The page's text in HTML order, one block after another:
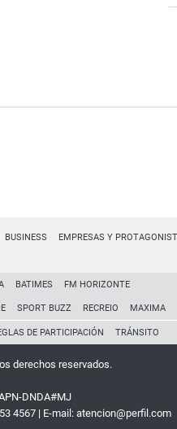
BUSINESS EMPRESAS Y
BATIMES FM HORIZONTE
SPORT BUZZ RECREIO MAXIMA
DE PARTICIPACIÓN TRÁNSITO
derechos reservados.
DNDA#MJ
4567| E-mail: atencion@perfil.com